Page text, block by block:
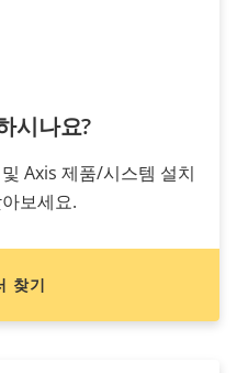
시나요?
Axis 제품/시스템 설치
보세요.
찾기